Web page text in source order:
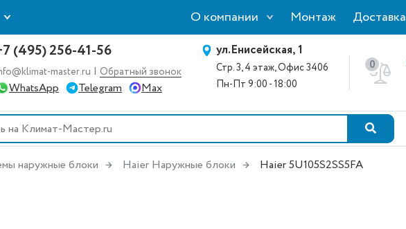
О компании Монтаж Доставка
(495) 256-41-56
master.ru | Обратный звонок
WhatsApp Telegram Max
ул.Енисейская, 1
Стр. 3, 4 этаж, Офис 3406
Пн-Пт 9:00 - 18:00
0
наружные блоки Haier Наружные блоки
Haier 5U105S2SS5FA